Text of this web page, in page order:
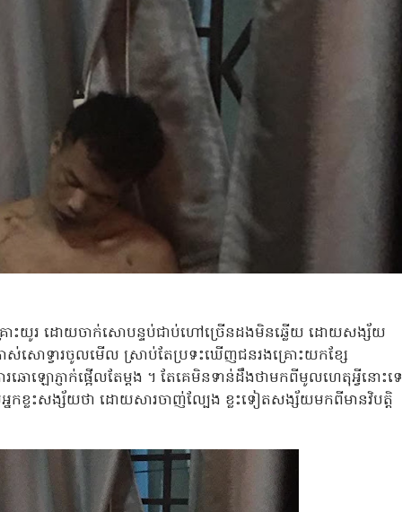
គ្រោះយូរ ដោយចាក់សោបន្ទប់ជាប់ហៅច្រើនដងមិនឆ្លើយ ដោយសង្ស័យ
ាស់សោទ្វារចូលមើល ស្រាប់តែប្រទះឃើញជនរងគ្រោះយកខ្សែ
ារឆោឡោភ្ញាក់ផ្អើលតែម្តង ។ តែគេមិនទាន់ដឹងថាមកពីមូលហេតុអ្វីនោះទេ
ខ្លះសង្ស័យថា ដោយសារចាញ់ល្បែង ខ្លះទៀតសង្ស័យមកពីមានវិបត្តិ